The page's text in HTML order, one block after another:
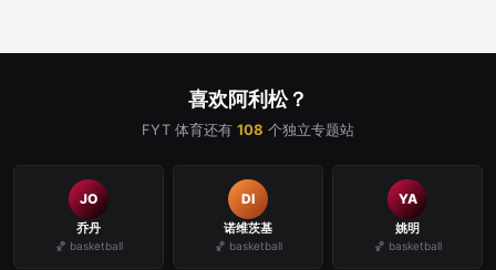
喜欢阿利松？
FYT 体育还有 108 个独立专题站
JO
乔丹
🏀 basketball
DI
诺维茨基
🏀 basketball
YA
姚明
🏀 basketball